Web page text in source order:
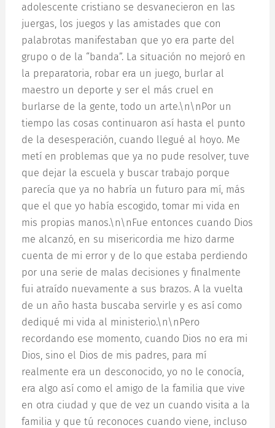
adolescente cristiano se desvanecieron en las
juergas, los juegos y las amistades que con
palabrotas manifestaban que yo era parte del
grupo o de la “banda”. La situación no mejoró en
la preparatoria, robar era un juego, burlar al
maestro un deporte y ser el más cruel en
burlarse de la gente, todo un arte.\n\nPor un
tiempo las cosas continuaron así hasta el punto
de la desesperación, cuando llegué al hoyo. Me
metí en problemas que ya no pude resolver, tuve
que dejar la escuela y buscar trabajo porque
parecía que ya no habría un futuro para mí, más
que el que yo había escogido, tomar mi vida en
mis propias manos.\n\nFue entonces cuando Dios
me alcanzó, en su misericordia me hizo darme
cuenta de mi error y de lo que estaba perdiendo
por una serie de malas decisiones y finalmente
fui atraído nuevamente a sus brazos. A la vuelta
de un año hasta buscaba servirle y es así como
dediqué mi vida al ministerio.\n\nPero
recordando ese momento, cuando Dios no era mi
Dios, sino el Dios de mis padres, para mí
realmente era un desconocido, yo no le conocía,
era algo así como el amigo de la familia que vive
en otra ciudad y que de vez un cuando visita a la
familia y que tú reconoces cuando viene, incluso